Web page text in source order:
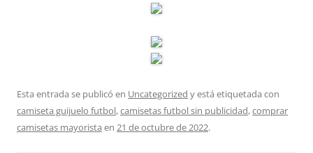
Esta entrada se publicó en Uncategorized y está etiquetada con
camiseta guijuelo futbol,camisetas futbol sin publicidad,comprar
camisetas mayorista en 21 de octubre de 2022.